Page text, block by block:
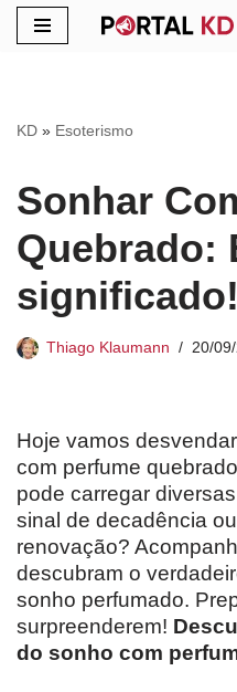
conteúdo
KD » Esoterismo
Sonhar
Quebrado:
significado!
Thiago Klaumann 20/
Hoje vamos
com perfume
pode carregar
sinal de decadência
renovação?
descubram o
sonho perfumado.
surpreenderem!
do sonho com